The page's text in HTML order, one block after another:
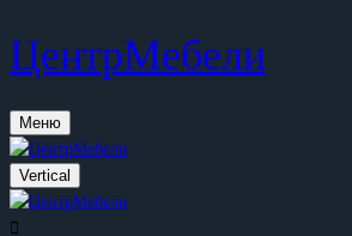
ЦентрМебели
Меню
Vertical